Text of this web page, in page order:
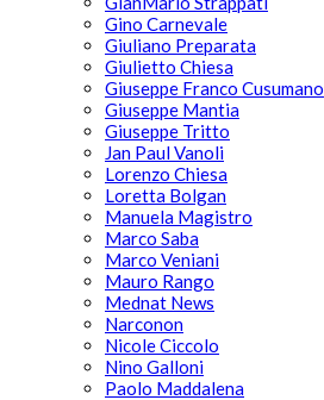
Gino Carnevale
Giuliano Preparata
Giulietto Chiesa
Giuseppe Franco Cusumano
Giuseppe Mantia
Giuseppe Tritto
Jan Paul Vanoli
Lorenzo Chiesa
Loretta Bolgan
Manuela Magistro
Marco Saba
Marco Veniani
Mauro Rango
Mednat News
Narconon
Nicole Ciccolo
Nino Galloni
Paolo Maddalena